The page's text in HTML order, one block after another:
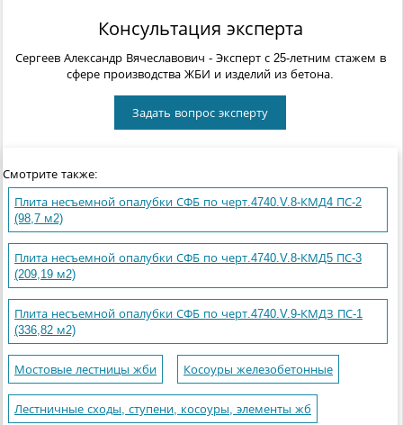
Консультация эксперта
Сергеев Александр Вячеславович - Эксперт с 25-летним стажем в
сфере производства ЖБИ и изделий из бетона.
Задать вопрос эксперту
Смотрите также:
Плита несъемной опалубки СФБ по черт.4740.V.8-КМД4 ПС-2
(98,7 м2)
Плита несъемной опалубки СФБ по черт.4740.V.8-КМД5 ПС-3
(209,19 м2)
Плита несъемной опалубки СФБ по черт.4740.V.9-КМДЗ ПС-1
(336,82 м2)
Мостовые лестницы жби Косоуры железобетонные
Лестничные сходы, ступени, косоуры, элементы жб